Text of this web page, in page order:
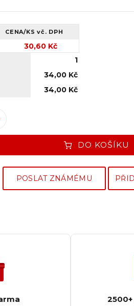
CENA/KSvč. DPH
30,60 Kč
1
34,00 Kč
34,00 Kč
DO KOŠÍKU
POSLAT ZNÁMÉMU